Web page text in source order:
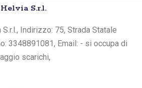
S.r.l.
Indirizzo: 75, Strada Statale
3348891081, Email: - si occupa di
scarichi,